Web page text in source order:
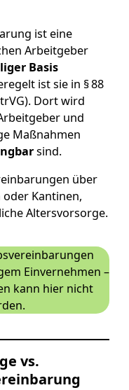
ist eine
Arbeitgeber
Basis
ist sie in § 88
Dort wird
und
Maßnahmen
sind.
über
oder Kantinen,
Altersvorsorge.
Einvernehmen –
kann hier nicht
vs.